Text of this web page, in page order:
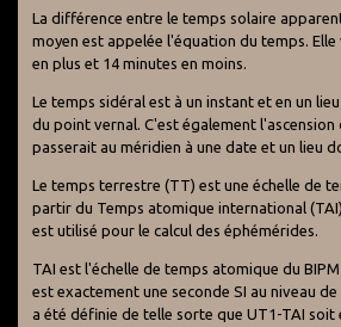
La différence entre le temps solaire
moyen est appelée l'équation du temps.
en plus et 14 minutes en moins.
Le temps sidéral est à un instant et en un
du point vernal. C'est également
passerait au méridien à une date et un lieu
Le temps terrestre (TT) est une échelle de
partir du Temps atomique international
est utilisé pour le calcul des éphémérides.
TAI est l'échelle de temps atomique du
est exactement une seconde SI au niveau de
a été définie de telle sorte que UT1-TAI soit